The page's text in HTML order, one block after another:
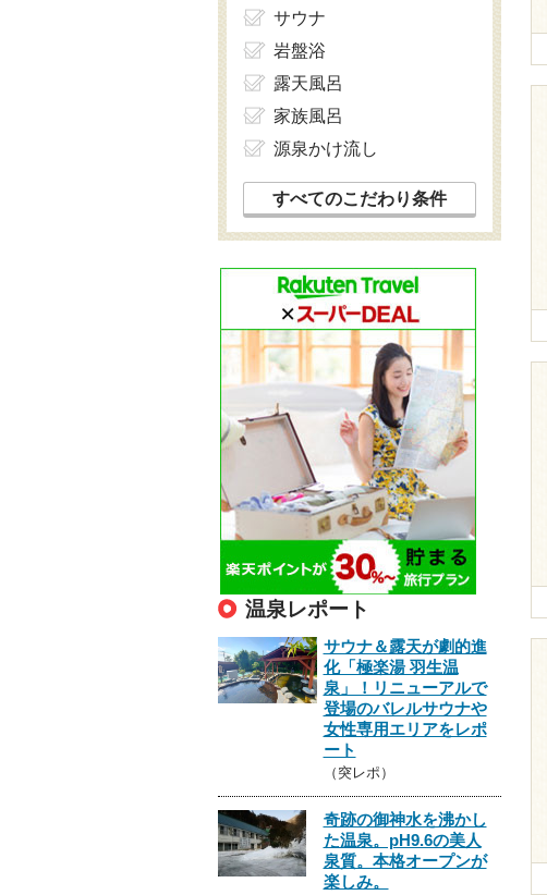
サウナ
岩盤浴
露天風呂
家族風呂
源泉かけ流し
すべてのこだわり条件
温泉レポート
サウナ＆露天が劇的進
化「極楽湯 羽生温
泉」！リニューアルで
登場のバレルサウナや
女性専用エリアをレポ
ート
（突レポ）
奇跡の御神水を沸かし
た温泉。pH9.6の美人
泉質。本格オープンが
楽しみ。